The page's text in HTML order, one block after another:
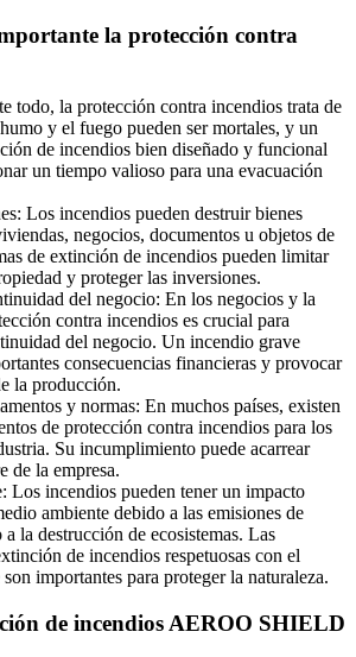
la protección contra
todo, la protección contra incendios trata de
y el fuego pueden ser mortales, y un
de incendios bien diseñado y funcional
un tiempo valioso para una evacuación
Los incendios pueden destruir bienes
negocios, documentos u objetos de
de extinción de incendios pueden limitar
y proteger las inversiones.
del negocio: En los negocios y la
contra incendios es crucial para
del negocio. Un incendio grave
consecuencias financieras y provocar
la producción.
y normas: En muchos países, existen
de protección contra incendios para los
Su incumplimiento puede acarrear
de la empresa.
Los incendios pueden tener un impacto
ambiente debido a las emisiones de
a la destrucción de ecosistemas. Las
de incendios respetuosas con el
importantes para proteger la naturaleza.
de incendios AEROO SHIELD